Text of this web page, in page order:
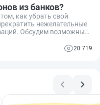
из банков?
как убрать свой
нежелательные
Обсудим возможные
20 719